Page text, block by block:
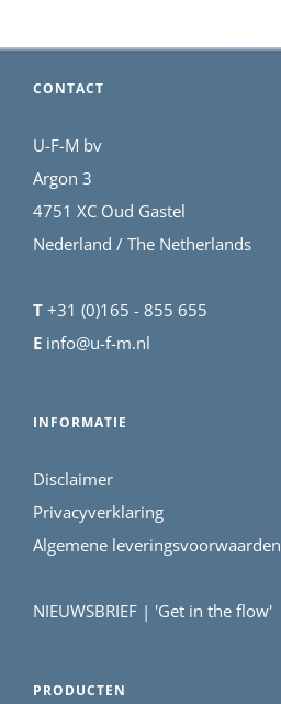
CONTACT
U-F-M bv
Argon 3
4751 XC Oud Gastel
Nederland / The Netherlands
T +31 (0)165 - 855 655
E info@u-f-m.nl
INFORMATIE
Disclaimer
Privacyverklaring
Algemene leveringsvoorwaarden
NIEUWSBRIEF | 'Get in the flow'
PRODUCTEN